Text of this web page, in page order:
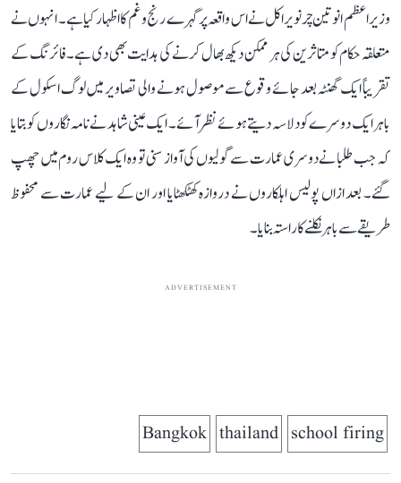
وزیر اعظم انوتین چرنویراکل نے اس واقعہ پر گہرے رنج و غم کا اظہار کیا ہے۔ انہوں نے
متعلقہ حکام کو متاثرین کی ہر ممکن دیکھ بھال کرنے کی ہدایت بھی دی ہے۔ فائرنگ کے
تقریباً ایک گھنٹہ بعد جائے وقوع سے موصول ہونے والی تصاویر میں لوگ اسکول کے
باہر ایک دوسرے کو دلاسہ دیتے ہوئے نظر آئے۔ ایک عینی شاہد نے نامہ نگاروں کو بتایا
کہ جب طلبا نے دوسری عمارت سے گولیوں کی آواز سنی تو وہ ایک کلاس روم میں چھپ
گئے۔ بعد ازاں پولیس اہلکاروں نے دروازہ کھٹکھٹایا اور ان کے لیے عمارت سے محفوظ
طریقے سے باہر نکلنے کا راستہ بنایا۔
ADVERTISEMENT
school firing
thailand
Bangkok